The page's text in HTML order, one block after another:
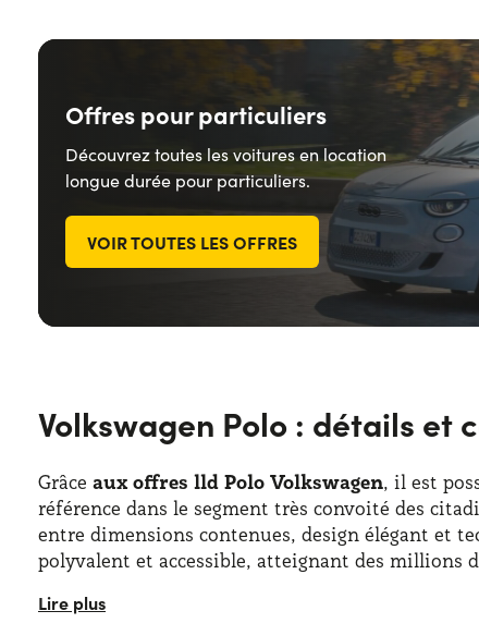
Offres pour particuliers
Découvrez toutes les voitures en location
longue durée pour particuliers.
VOIR TOUTES LES OFFRES
Volkswagen Polo : détails
Grâce aux offres lld Polo Volkswagen, il est
référence dans le segment très convoité des
entre dimensions contenues, design élégant et
polyvalent et accessible, atteignant des millions
Laformule leasing Volkswagen Polo